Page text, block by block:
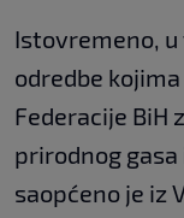
Istovremeno,
odredbe
Federacije BiH
prirodnog gasa
saopćeno je iz